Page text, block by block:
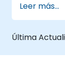
los
con
Leer más...
Última